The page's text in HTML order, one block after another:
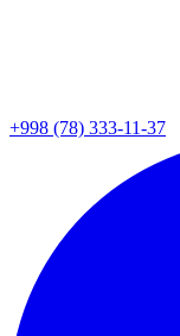
+998 (78) 333-11-37